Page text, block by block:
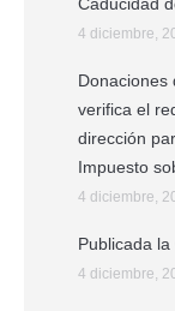
4 diciembre,
Donaciones
verifica el
dirección
Impuesto
4 diciembre,
Publicada
4 diciembre,